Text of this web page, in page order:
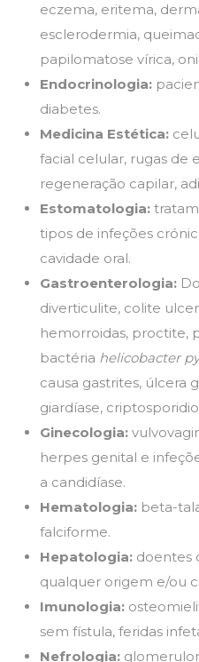
eczema, eritema,
esclerodermia,
papilomatose vírica,
Endocrinologia:
diabetes.
Medicina Estética:
facial celular, rugas de
regeneração capilar,
Estomatologia:
tipos de infeções
cavidade oral.
Gastroenterologia:
diverticulite, colite
hemorroidas, proctite,
bactéria helicobacter
causa gastrites, úlcera
giardíase,
Ginecologia:
herpes genital e
a candidíase.
Hematologia: beta-
falciforme.
Hepatologia: doentes
qualquer origem e/ou
Imunologia:
sem fístula, feridas
Nefrologia: